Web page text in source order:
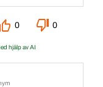
0 0
hjälp av AI